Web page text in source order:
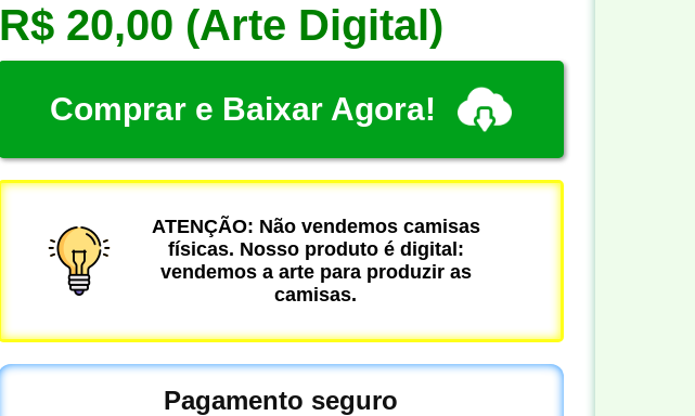
R$ 20,00 (Arte Digital)
Comprar e Baixar Agora!
ATENÇÃO: Não vendemos camisas
físicas. Nosso produto é digital:
vendemos a arte para produzir as
camisas.
Pagamento seguro